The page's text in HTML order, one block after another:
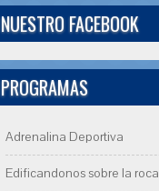
NUESTRO FACEBOOK
PROGRAMAS
Adrenalina Deportiva
Edificandonos sobre la roca